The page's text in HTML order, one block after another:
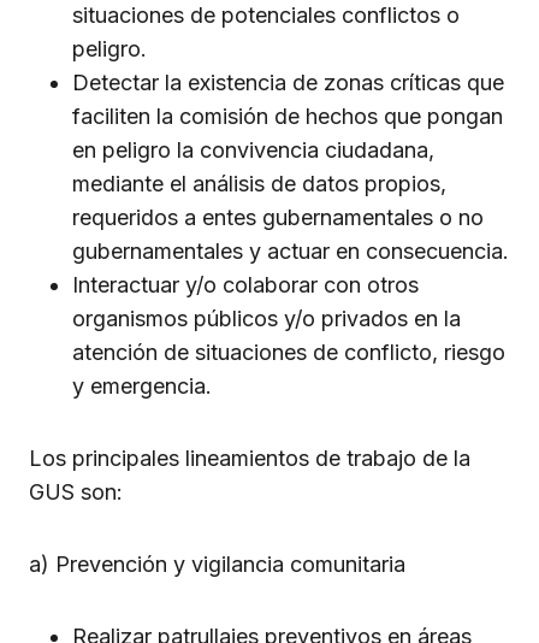
situaciones de potenciales conflictos o
peligro.
Detectar la existencia de zonas críticas que
faciliten la comisión de hechos que pongan
en peligro la convivencia ciudadana,
mediante el análisis de datos propios,
requeridos a entes gubernamentales o no
gubernamentales y actuar en consecuencia.
Interactuar y/o colaborar con otros
organismos públicos y/o privados en la
atención de situaciones de conflicto, riesgo
y emergencia.
Los principales lineamientos de trabajo de la
GUS son:
a) Prevención y vigilancia comunitaria
Realizar patrullajes preventivos en áreas